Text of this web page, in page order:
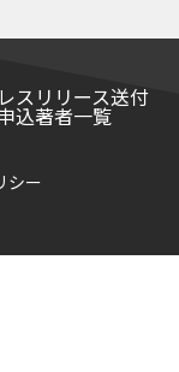
スリリース送付
込著者一覧
シー